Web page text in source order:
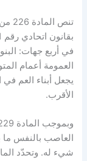
تنص المادة 226 من
في أربع جهات:
العمومة أعمام
يجعل أبناء العم في
الأقرب.
العاصب بالنفس ما